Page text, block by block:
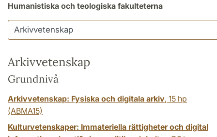
Humanistiska och teologiska fakulteterna
Arkivvetenskap
Grundnivå
Arkivvetenskap: Fysiska och digitala arkiv, 15 hp
(ABMA15)
Kulturvetenskaper: Immateriella rättigheter och digital